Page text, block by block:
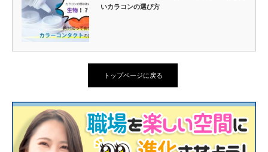
いカラコンの選び方
トップページに戻る